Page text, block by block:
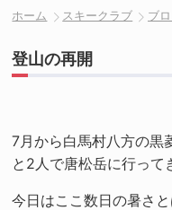
ホーム スキークラブ ブ
登山の再開
7月から白馬村八方の黒
と2人で唐松岳に行って
今日はここ数日の暑さ